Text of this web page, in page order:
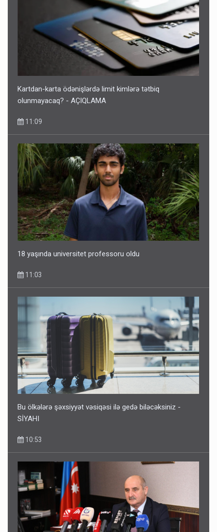
Bu tarixdən HAVALAR DƏYİŞİR - İSTİLƏR BİTİR
Ceyhun Bayramov: “Ermənistan konstitusiyasından
Azərbaycana qarşı ərazi iddiaları çıxarılmalıdır”
4 Avqust 14:05
Bu ölkələrə şəxsiyyət vəsiqəsi ilə gedə biləcəksiniz -
SİYAHI
10:53
Kartdan-karta ödənişlərdə limit kimlərə tətbiq
olunmayacaq? - AÇIQLAMA
11:09
18 yaşında universitet professoru oldu
11:03
Bu ölkələrə şəxsiyyət vəsiqəsi ilə gedə biləcəksiniz -
SİYAHI
10:53